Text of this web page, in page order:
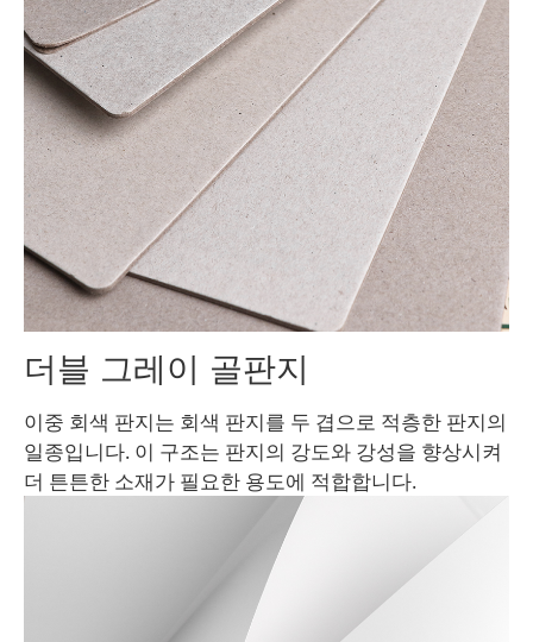
더블 그레이 골판지
이중 회색 판지는 회색 판지를 두 겹으로 적층한 판지의
일종입니다. 이 구조는 판지의 강도와 강성을 향상시켜
더 튼튼한 소재가 필요한 용도에 적합합니다.